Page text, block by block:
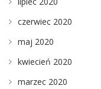
czerwiec 2020
maj 2020
kwiecień 2020
marzec 2020